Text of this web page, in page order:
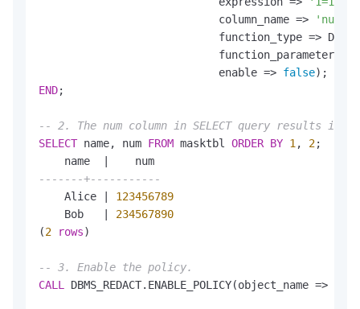
                            column_name
=> 'num'
                            function_type
=>
                            function_parameters
                            enable
=> false
END;
-- 2. The num column in SELECT query results is
SELECT name, num FROM masktbl ORDER BY 1 , 2;
    name
-------+-----------
    Alice
123456789
    Bob
234567890
(2 rows)
-- 3. Enable the policy.
CALL
DBMS_REDACT.ENABLE_POLICY(object_name =>